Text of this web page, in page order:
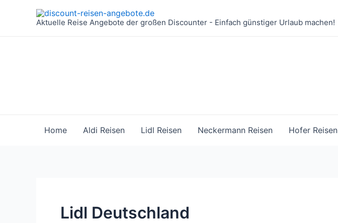
Aktuelle Reise Angebote der großen Discounter - Einfach günstiger Urlaub machen!
Home Aldi Reisen Lidl Reisen Neckermann Reisen Hofer Reisen
Lidl Deutschland